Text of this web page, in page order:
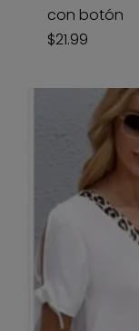
con botón
$21.99